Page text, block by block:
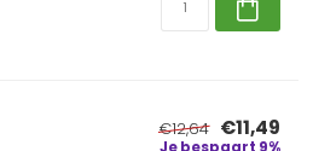
€12,64 €11,49